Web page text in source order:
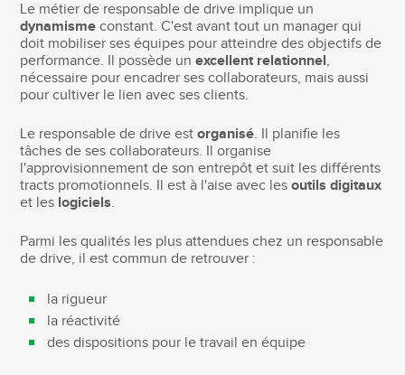
Le métier de responsable de drive implique un
dynamisme constant. C'est avant tout un manager qui
doit mobiliser ses équipes pour atteindre des objectifs de
performance. Il possède un excellent relationnel,
nécessaire pour encadrer ses collaborateurs, mais aussi
pour cultiver le lien avec ses clients.
Le responsable de drive estorganisé. Il planifie les
tâches de ses collaborateurs. Il organise
l'approvisionnement de son entrepôt et suit les différents
tracts promotionnels. Il est à l'aise avec lesoutils digitaux
et les logiciels.
Parmi les qualités les plus attendues chez un responsable
de drive, il est commun de retrouver :
la rigueur
la réactivité
des dispositions pour le travail en équipe